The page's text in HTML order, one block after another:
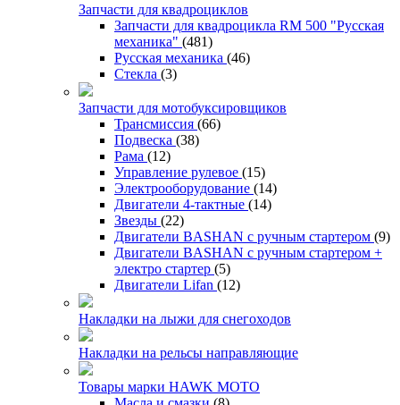
Запчасти для квадроциклов
Запчасти для квадроцикла RM 500 "Русская
механика" (481)
Русская механика (46)
Стекла (3)
Запчасти для мотобуксировщиков
Трансмиссия (66)
Подвеска (38)
Рама (12)
Управление рулевое (15)
Электрооборудование (14)
Двигатели 4-тактные (14)
Звезды (22)
Двигатели BASHAN с ручным стартером (9)
Двигатели BASHAN с ручным стартером +
электро стартер (5)
Двигатели Lifan (12)
Накладки на лыжи для снегоходов
Накладки на рельсы направляющие
Товары марки HAWK MOTO